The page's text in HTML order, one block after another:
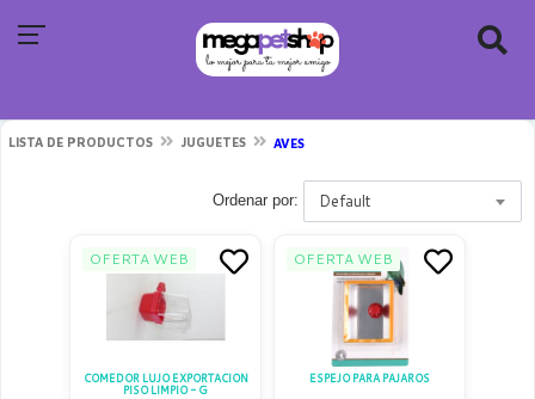
LISTA DE PRODUCTOS JUGUETES AVES
Ordenar por: Default
OFERTA WEB
COMEDOR LUJO EXPORTACION
PISO LIMPIO - G
OFERTA WEB
ESPEJO PARA PAJAROS